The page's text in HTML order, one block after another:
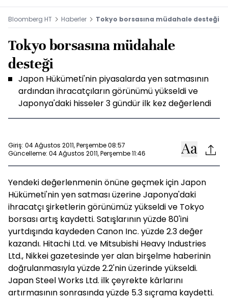
Bloomberg HT Haberler Tokyo borsasına müdahale desteği
Tokyo borsasına müdahale
desteği
Japon Hükümeti'nin piyasalarda yen satmasının
ardından ihracatçıların görünümü yükseldi ve
Japonya'daki hisseler 3 gündür ilk kez değerlendi
Giriş: 04 Ağustos 2011, Perşembe 08:57
Güncelleme: 04 Ağustos 2011, Perşembe 11:46
Yendeki değerlenmenin önüne geçmek için Japon
Hükümeti'nin yen satması üzerine Japonya'daki
ihracatçı şirketlerin görünümüz yükseldi ve Tokyo
borsası artış kaydetti. Satışlarının yüzde 80'ini
yurtdışında kaydeden Canon Inc. yüzde 2.3 değer
kazandı. Hitachi Ltd. ve Mitsubishi Heavy Industries
Ltd., Nikkei gazetesinde yer alan birşelme haberinin
doğrulanmasıyla yüzde 2.2'nin üzerinde yükseldi.
Japan Steel Works Ltd. ilk çeyrekte kârlarını
artırmasının sonrasında yüzde 5.3 sıçrama kaydetti.